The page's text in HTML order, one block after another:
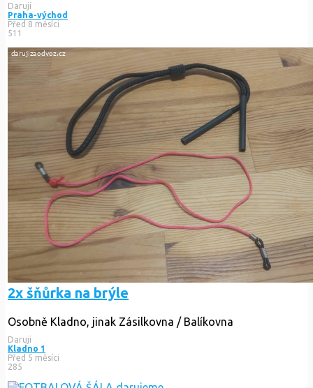
Daruji
Praha-východ
Před 8 měsíci
511
2x šňůrka na brýle
Osobně Kladno, jinak Zásilkovna / Balíkovna
Daruji
Kladno 1
Před 5 měsíci
285